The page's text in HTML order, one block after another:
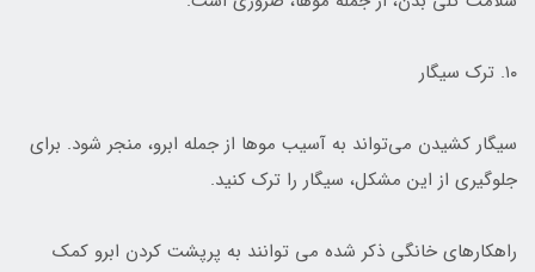
۱۰. ترک سیگار
سیگار کشیدن می‌تواند به آسیب موها از جمله ابرو، منجر شود. برای
جلوگیری از این مشکل، سیگار را ترک کنید.
راهکارهای خانگی ذکر شده می توانند به پرپشت کردن ابرو کمک